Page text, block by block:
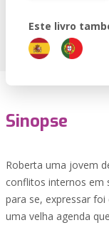
Este livro
Sinopse
Roberta uma jovem
conflitos internos em
para se, expressar
uma velha agenda